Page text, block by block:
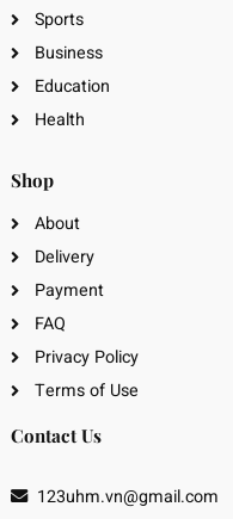
Sports
Business
Education
Health
Shop
About
Delivery
Payment
FAQ
Privacy Policy
Terms of Use
Contact Us
123uhm.vn@gmail.com